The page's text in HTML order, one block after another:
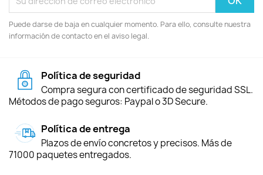
Puede darse de baja en cualquier momento. Para ello, consulte nuestra
información de contacto en el aviso legal.
Política de seguridad
Compra segura con certificado de seguridad SSL.
Métodos de pago seguros: Paypal o 3D Secure.
Política de entrega
Plazos de envío concretos y precisos. Más de
71000 paquetes entregados.